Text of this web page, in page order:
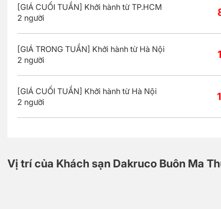
[GIÁ CUỐI TUẦN] Khởi hành từ TP.HCM
2 người
[GIÁ TRONG TUẦN] Khởi hành từ Hà Nội
2 người
[GIÁ CUỐI TUẦN] Khởi hành từ Hà Nội
2 người
Vị trí của Khách sạn Dakruco Buôn Ma